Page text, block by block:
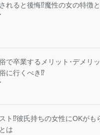
れると後悔⁉︎魔性の女の特徴
で卒業するメリット･デメリ
に行くべき⁉︎
ト⁉︎彼氏持ちの女性にOKがも
は